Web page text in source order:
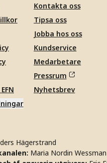
Kontakta oss
Tipsa oss
Jobba hos oss
Kundservice
Medarbetare
Pressrum
Nyhetsbrev
Hägerstrand
Maria Nordin Wessman